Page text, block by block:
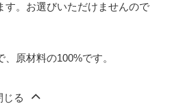
。お選びいただけませんので
原材料の100%です。
じる